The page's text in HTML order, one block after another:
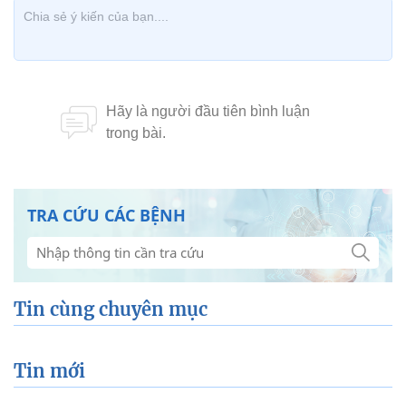
TRA CỨU CÁC BỆNH
Tin cùng chuyên mục
Tin mới